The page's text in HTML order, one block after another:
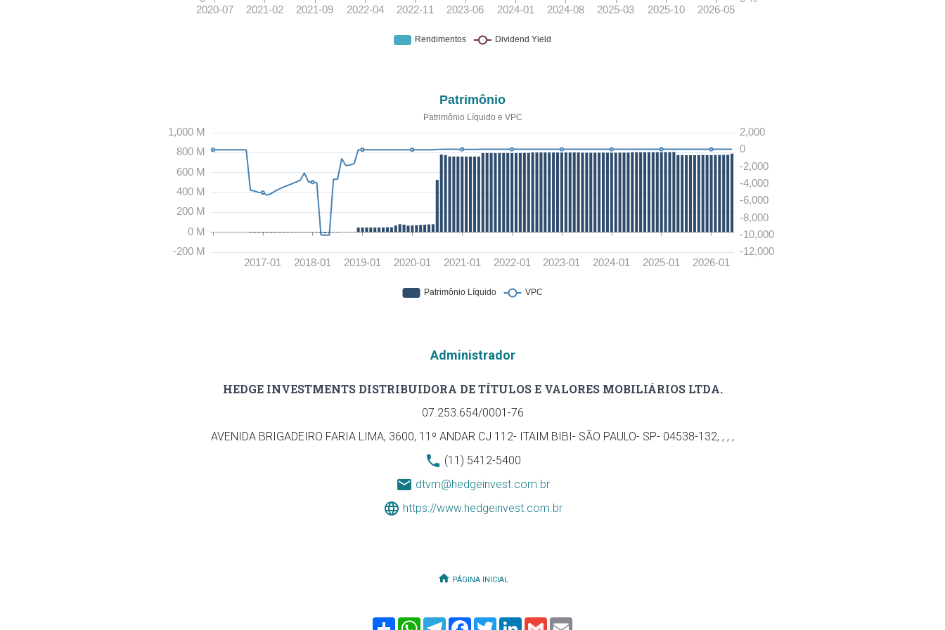
Administrador
HEDGE INVESTMENTS DISTRIBUIDORA DE TÍTULOS E VALORES MOBILIÁRIOS LTDA.
07.253.654/0001-76
AVENIDA BRIGADEIRO FARIA LIMA, 3600, 11º ANDAR CJ 112- ITAIM BIBI- SÃO PAULO- SP- 04538-132, , , ,
(11) 5412-5400
dtvm@hedgeinvest.com.br
https://www.hedgeinvest.com.br
PÁGINA INICIAL
ShareWhatsAppTelegramFacebook
TwitterLinkedInGmail